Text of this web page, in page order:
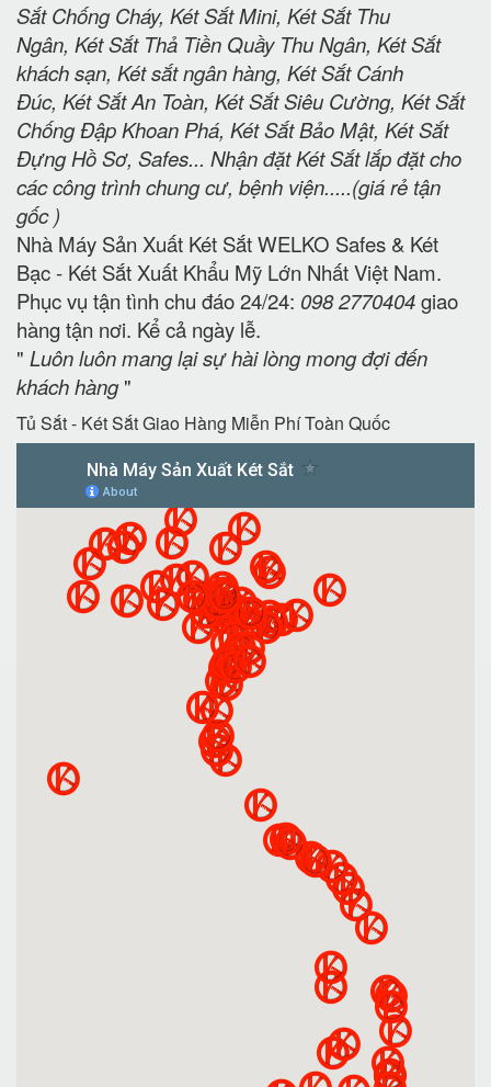
Sắt Chống Cháy, Két Sắt Mini, Két Sắt Thu
Ngân, Két Sắt Thả Tiền Quầy Thu Ngân, Két Sắt
khách sạn, Két sắt ngân hàng, Két Sắt Cánh
Đúc, Két Sắt An Toàn, Két Sắt Siêu Cường, Két Sắt
Chống Đập Khoan Phá, Két Sắt Bảo Mật, Két Sắt
Đựng Hồ Sơ, Safes... Nhận đặt Két Sắt lắp đặt cho
các công trình chung cư, bệnh viện.....(giá rẻ tận
gốc )
Nhà Máy Sản Xuất Két Sắt WELKO Safes & Két
Bạc - Két Sắt Xuất Khẩu Mỹ Lớn Nhất Việt Nam.
Phục vụ tận tình chu đáo 24/24: 098 2770404giao
hàng tận nơi. Kể cả ngày lễ.
" Luôn luôn mang lại sự hài lòng mong đợi đến
khách hàng"
Tủ Sắt - Két Sắt Giao Hàng Miễn Phí Toàn Quốc